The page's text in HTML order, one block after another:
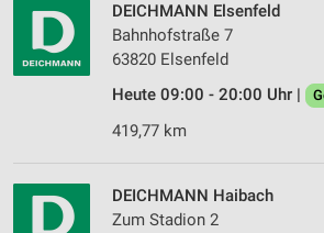
DEICHMANN Elsenfeld
Bahnhofstraße 7
63820 Elsenfeld
Heute 09:00 - 20:00 Uhr |
419,77 km
DEICHMANN Haibach
Zum Stadion 2